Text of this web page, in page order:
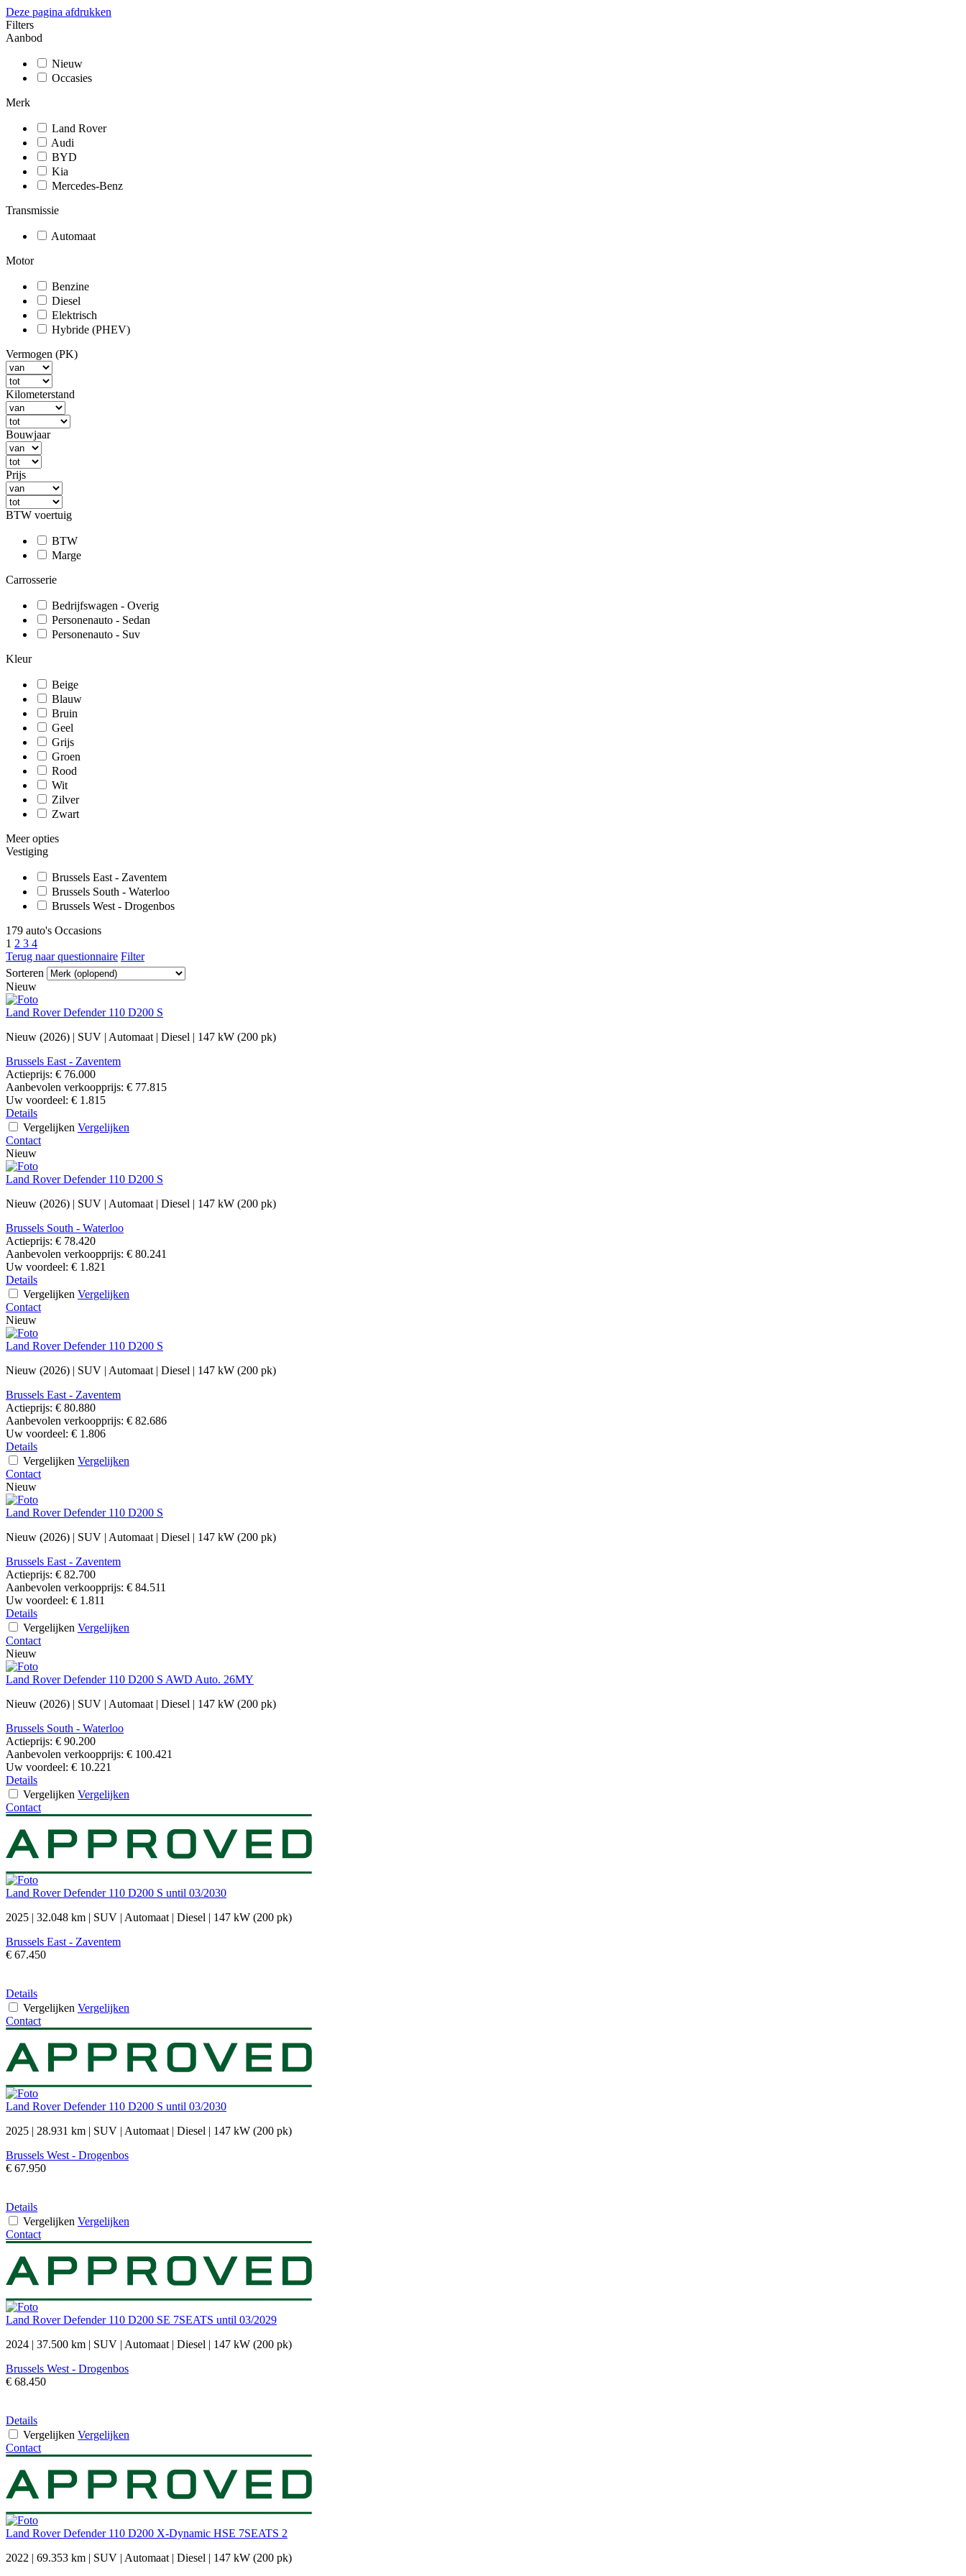
Deze pagina afdrukken
Filters
Aanbod
Nieuw
Occasies
Merk
Land Rover
Audi
BYD
Kia
Mercedes-Benz
Transmissie
Automaat
Motor
Benzine
Diesel
Elektrisch
Hybride (PHEV)
Vermogen (PK)
Kilometerstand
Bouwjaar
Prijs
BTW voertuig
BTW
Marge
Carrosserie
Bedrijfswagen - Overig
Personenauto - Sedan
Personenauto - Suv
Kleur
Beige
Blauw
Bruin
Geel
Grijs
Groen
Rood
Wit
Zilver
Zwart
Meer opties
Vestiging
Brussels East - Zaventem
Brussels South - Waterloo
Brussels West - Drogenbos
179 auto's Occasions
1 2 3 4
Terug naar questionnaire Filter
Sorteren
Nieuw
Land Rover Defender 110 D200 S
Nieuw (2026) | SUV | Automaat | Diesel | 147 kW (200 pk)
Brussels East - Zaventem
Actieprijs: € 76.000
Aanbevolen verkoopprijs: € 77.815
Uw voordeel: € 1.815
Details
Vergelijken Vergelijken
Contact
Nieuw
Land Rover Defender 110 D200 S
Nieuw (2026) | SUV | Automaat | Diesel | 147 kW (200 pk)
Brussels South - Waterloo
Actieprijs: € 78.420
Aanbevolen verkoopprijs: € 80.241
Uw voordeel: € 1.821
Details
Vergelijken Vergelijken
Contact
Nieuw
Land Rover Defender 110 D200 S
Nieuw (2026) | SUV | Automaat | Diesel | 147 kW (200 pk)
Brussels East - Zaventem
Actieprijs: € 80.880
Aanbevolen verkoopprijs: € 82.686
Uw voordeel: € 1.806
Details
Vergelijken Vergelijken
Contact
Nieuw
Land Rover Defender 110 D200 S
Nieuw (2026) | SUV | Automaat | Diesel | 147 kW (200 pk)
Brussels East - Zaventem
Actieprijs: € 82.700
Aanbevolen verkoopprijs: € 84.511
Uw voordeel: € 1.811
Details
Vergelijken Vergelijken
Contact
Nieuw
Land Rover Defender 110 D200 S AWD Auto. 26MY
Nieuw (2026) | SUV | Automaat | Diesel | 147 kW (200 pk)
Brussels South - Waterloo
Actieprijs: € 90.200
Aanbevolen verkoopprijs: € 100.421
Uw voordeel: € 10.221
Details
Vergelijken Vergelijken
Contact
Land Rover Defender 110 D200 S until 03/2030
2025 | 32.048 km | SUV | Automaat | Diesel | 147 kW (200 pk)
Brussels East - Zaventem
€ 67.450
Details
Vergelijken Vergelijken
Contact
Land Rover Defender 110 D200 S until 03/2030
2025 | 28.931 km | SUV | Automaat | Diesel | 147 kW (200 pk)
Brussels West - Drogenbos
€ 67.950
Details
Vergelijken Vergelijken
Contact
Land Rover Defender 110 D200 SE 7SEATS until 03/2029
2024 | 37.500 km | SUV | Automaat | Diesel | 147 kW (200 pk)
Brussels West - Drogenbos
€ 68.450
Details
Vergelijken Vergelijken
Contact
Land Rover Defender 110 D200 X-Dynamic HSE 7SEATS 2
2022 | 69.353 km | SUV | Automaat | Diesel | 147 kW (200 pk)